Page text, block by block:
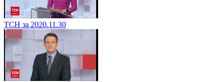
ТСН за 2020.11.30